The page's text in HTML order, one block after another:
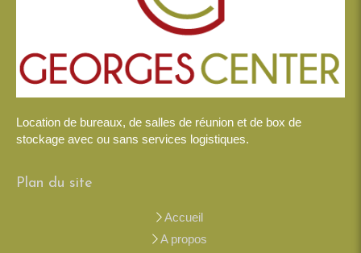
Location de bureaux, de salles de réunion et de box de
stockage avec ou sans services logistiques.
Plan du site
Accueil
A propos